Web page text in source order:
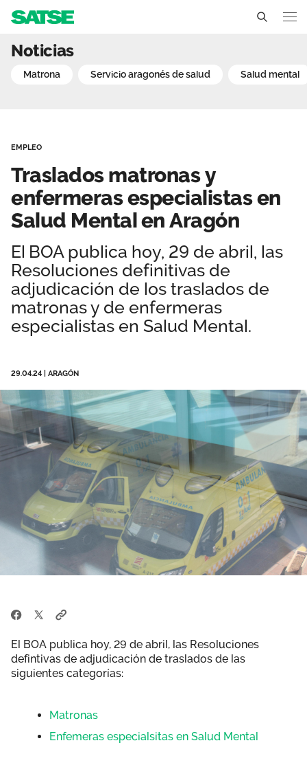
Delegados Sindicales
Estructura organizativa
Transparencia
Secciones sindicales
Servicios
Ventajas
Actualidad
Temas
Noticias
Sala de prensa
Empleo
Publicaciones
Vídeos
Aragón
Contáctanos
Área privada
Traslados matronas y
Noticias
matrona servicio aragonés de salud salud mental
EMPLEO
Traslados matronas y
enfermeras especialistas en
Salud Mental en Aragón
El BOA publica hoy, 29 de abril, las
Resoluciones definitivas de
adjudicación de los traslados de
matronas y de enfermeras
especialistas en Salud Mental.
29.04.24 ARAGÓN
El BOA publica hoy, 29 de abril, las Resoluciones
defintivas de adjudicación de traslados de las
siguientes categorías:
Matronas
Enfemeras especialsitas en Salud Mental